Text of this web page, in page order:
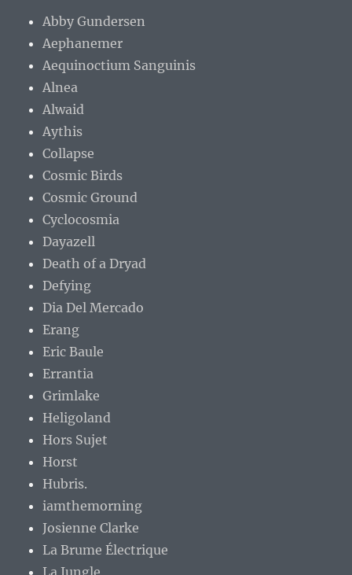
Abby Gundersen
Aephanemer
Aequinoctium Sanguinis
Alnea
Alwaid
Aythis
Collapse
Cosmic Birds
Cosmic Ground
Cyclocosmia
Dayazell
Death of a Dryad
Defying
Dia Del Mercado
Erang
Eric Baule
Errantia
Grimlake
Heligoland
Hors Sujet
Horst
Hubris.
iamthemorning
Josienne Clarke
La Brume Électrique